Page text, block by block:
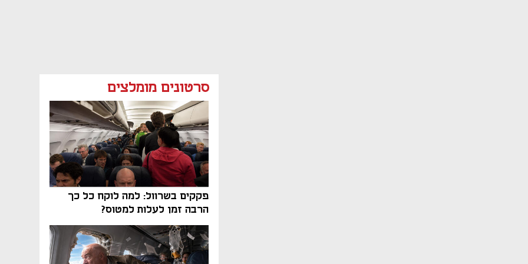
סרטונים מומלצים
פקקים בשרוול: למה לוקח כל כך
הרבה זמן לעלות למטוס?